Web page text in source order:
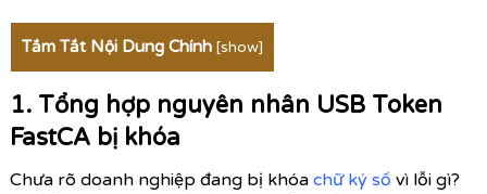
Tắm Tắt Nội Dung Chính [show]
1. Tổng hợp nguyên nhân USB Token
FastCA bị khóa
Chưa rõ doanh nghiệp đang bị khóa chữ ký số vì lỗi gì?